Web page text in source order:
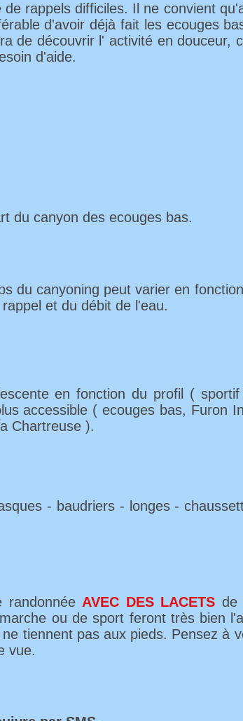
rappels difficiles. Il ne convient
d'avoir déjà fait les ecouges
de découvrir l' activité en douceur,
d'aide.
du canyon des ecouges bas.
du canyoning peut varier en
et du débit de l'eau.
en fonction du profil (
accessible ( ecouges bas, Furon
Chartreuse ).
- baudriers - longes -
randonnée AVEC DES LACETS de
ou de sport feront très bien
ne tiennent pas aux pieds. Pensez à
vue.